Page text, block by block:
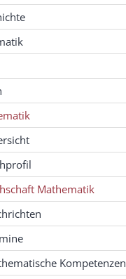
Mathematik
Kompetenzen